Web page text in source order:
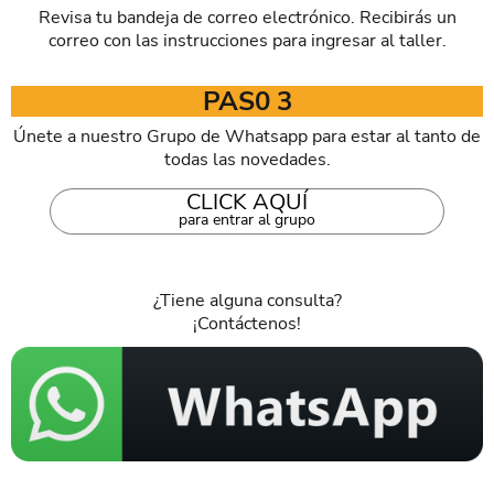
Revisa tu bandeja de correo electrónico. Recibirás un
correo con las instrucciones para ingresar al taller.
PAS0 3
Únete a nuestro Grupo de Whatsapp para estar al tanto de
todas las novedades.
CLICK AQUÍ
para entrar al grupo
¿Tiene alguna consulta?
¡Contáctenos!